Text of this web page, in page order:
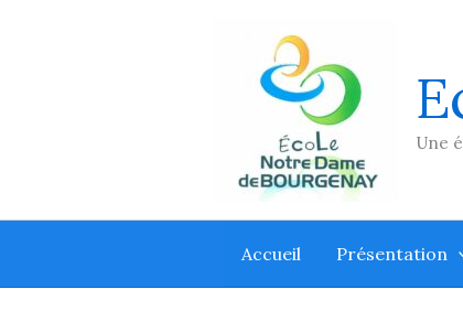
Une
Accueil Présentation